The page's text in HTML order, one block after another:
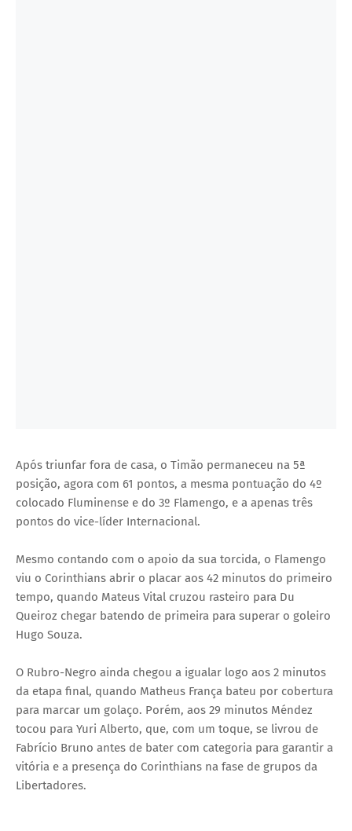
Após triunfar fora de casa, o Timão permaneceu na 5ª
posição, agora com 61 pontos, a mesma pontuação do 4º
colocado Fluminense e do 3º Flamengo, e a apenas três
pontos do vice-líder Internacional.
Mesmo contando com o apoio da sua torcida, o Flamengo
viu o Corinthians abrir o placar aos 42 minutos do primeiro
tempo, quando Mateus Vital cruzou rasteiro para Du
Queiroz chegar batendo de primeira para superar o goleiro
Hugo Souza.
O Rubro-Negro ainda chegou a igualar logo aos 2 minutos
da etapa final, quando Matheus França bateu por cobertura
para marcar um golaço. Porém, aos 29 minutos Méndez
tocou para Yuri Alberto, que, com um toque, se livrou de
Fabrício Bruno antes de bater com categoria para garantir a
vitória e a presença do Corinthians na fase de grupos da
Libertadores.